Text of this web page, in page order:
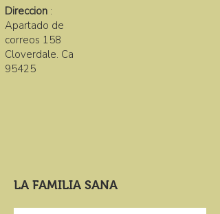
LA FAMILIA SANA
Direccion :
Apartado de
correos 158
Cloverdale. Ca
95425